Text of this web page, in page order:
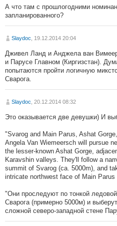
А что там с прошлогодними
запланированного?
Slaydoc , 19.12.2014 20:04
Дживел Ланд и Анджела ван
и Парусе Главном (Киргизстан).
попытаются пройти логичную
Сварога.
Slaydoc , 20.12.2014 08:32
Это оказывается две девушки) И
"Svarog and Main Parus, Ashat
Angela Van Wiemeersch will pursue
the lesser-known Ashat Gorge,
Karavshin valleys. They'll follow a
summit of Svarog (ca. 5000m), and
intricate northwest face of Main Parus
"Они проследуют по тонкой
Сварога (примерно 5000м) и
сложной северо-западной стене